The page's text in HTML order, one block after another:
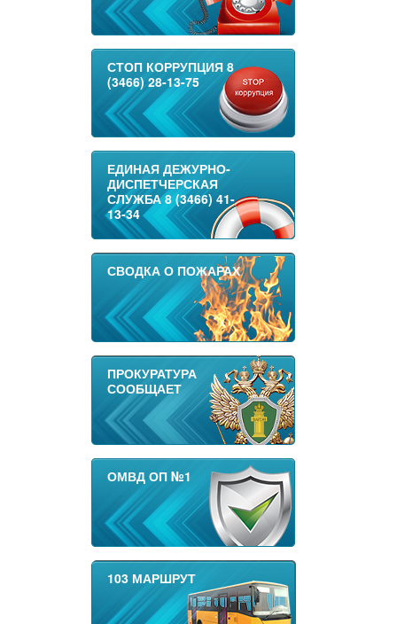
СТОП КОРРУПЦИЯ 8
(3466) 28-13-75
ЕДИНАЯ ДЕЖУРНО-
ДИСПЕТЧЕРСКАЯ
СЛУЖБА 8 (3466) 41-
13-34
СВОДКА О ПОЖАРАХ
ПРОКУРАТУРА
СООБЩАЕТ
ОМВД ОП №1
103 МАРШРУТ